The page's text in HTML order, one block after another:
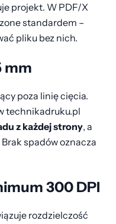
projekt. W PDF/X
standardem –
pliku bez nich.
mm
poza linię cięcia.
technikadruku.pl
z każdej strony, a
Brak spadów oznacza
300 DPI
rozdzielczość